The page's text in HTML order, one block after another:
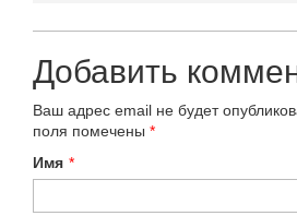
Добавить
Ваш адрес email не будет
поля помечены *
Имя *